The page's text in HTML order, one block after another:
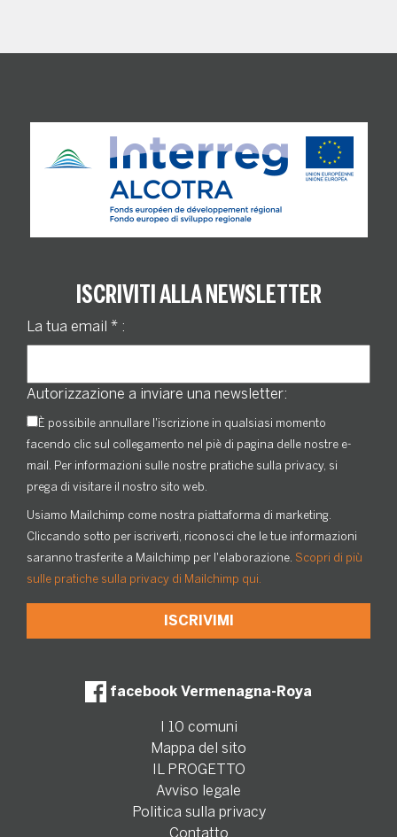
ISCRIVITI ALLA NEWSLETTER
La tua email * :
Autorizzazione a inviare una newsletter:
È possibile annullare l'iscrizione in qualsiasi momento
facendo clic sul collegamento nel piè di pagina delle nostre e-
mail. Per informazioni sulle nostre pratiche sulla privacy, si
prega di visitare il nostro sito web.
Usiamo Mailchimp come nostra piattaforma di marketing.
Cliccando sotto per iscriverti, riconosci che le tue informazioni
saranno trasferite a Mailchimp per l'elaborazione. Scopri di più
sulle pratiche sulla privacy di Mailchimp qui.
facebook Vermenagna-Roya
I 10 comuni
Mappa del sito
IL PROGETTO
Avviso legale
Politica sulla privacy
Contatto